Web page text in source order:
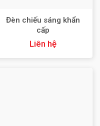
Đèn chiếu sáng khẩn
cấp
Liên hệ